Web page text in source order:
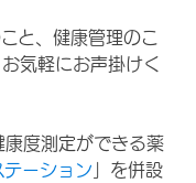
と、健康管理のこ
気軽にお声掛けく
度測定ができる薬
テーション 」を併設